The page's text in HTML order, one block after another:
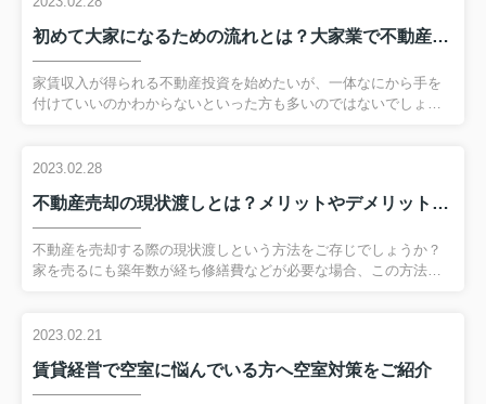
初めて大家になるための流れとは？大家業で不動産投資を始めよう！
家賃収入が得られる不動産投資を始めたいが、一体なにから手を
付けていいのかわからないといった方も多いのではないでしょう
動産投資を検討している方は、ぜひ参考にしてください。 弊社へ
の流れ まず始めに投資用の不動産を手に入れることから始まりま
す。 すでに物件をお持ちの方は、リフォームや清掃の手配をしま
しょう。 人に貸せる状態の物件が準備できたら、不動産業者に依
頼し入居者の募集をします。 家賃の設定は周辺地域の相場を確
2023.02.28
不動産売却の現状渡しとは？メリットやデメリットをご紹介
不動産を売却する際の現状渡しという方法をご存じでしょうか？
家を売るにも築年数が経ち修繕費などが必要な場合、この方法を
トをご紹介いたします。 弊社へのお問い合わせはこちら不動産を
ま不動産を売りに出すことを言います。 現状のままといっても告
知義務が発生するため、傷や破損については買主にきちんと伝え
2023.02.21
賃貸経営で空室に悩んでいる方へ空室対策をご紹介